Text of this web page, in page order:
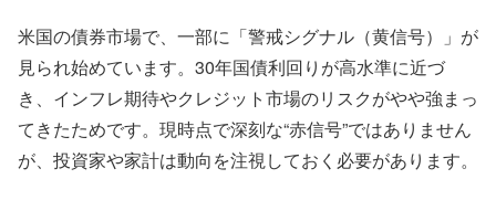
米国の債券市場で、一部に「警戒シグナル（黄信号）」が
見られ始めています。30年国債利回りが高水準に近づ
き、インフレ期待やクレジット市場のリスクがやや強まっ
てきたためです。現時点で深刻な“赤信号”ではありません
が、投資家や家計は動向を注視しておく必要があります。